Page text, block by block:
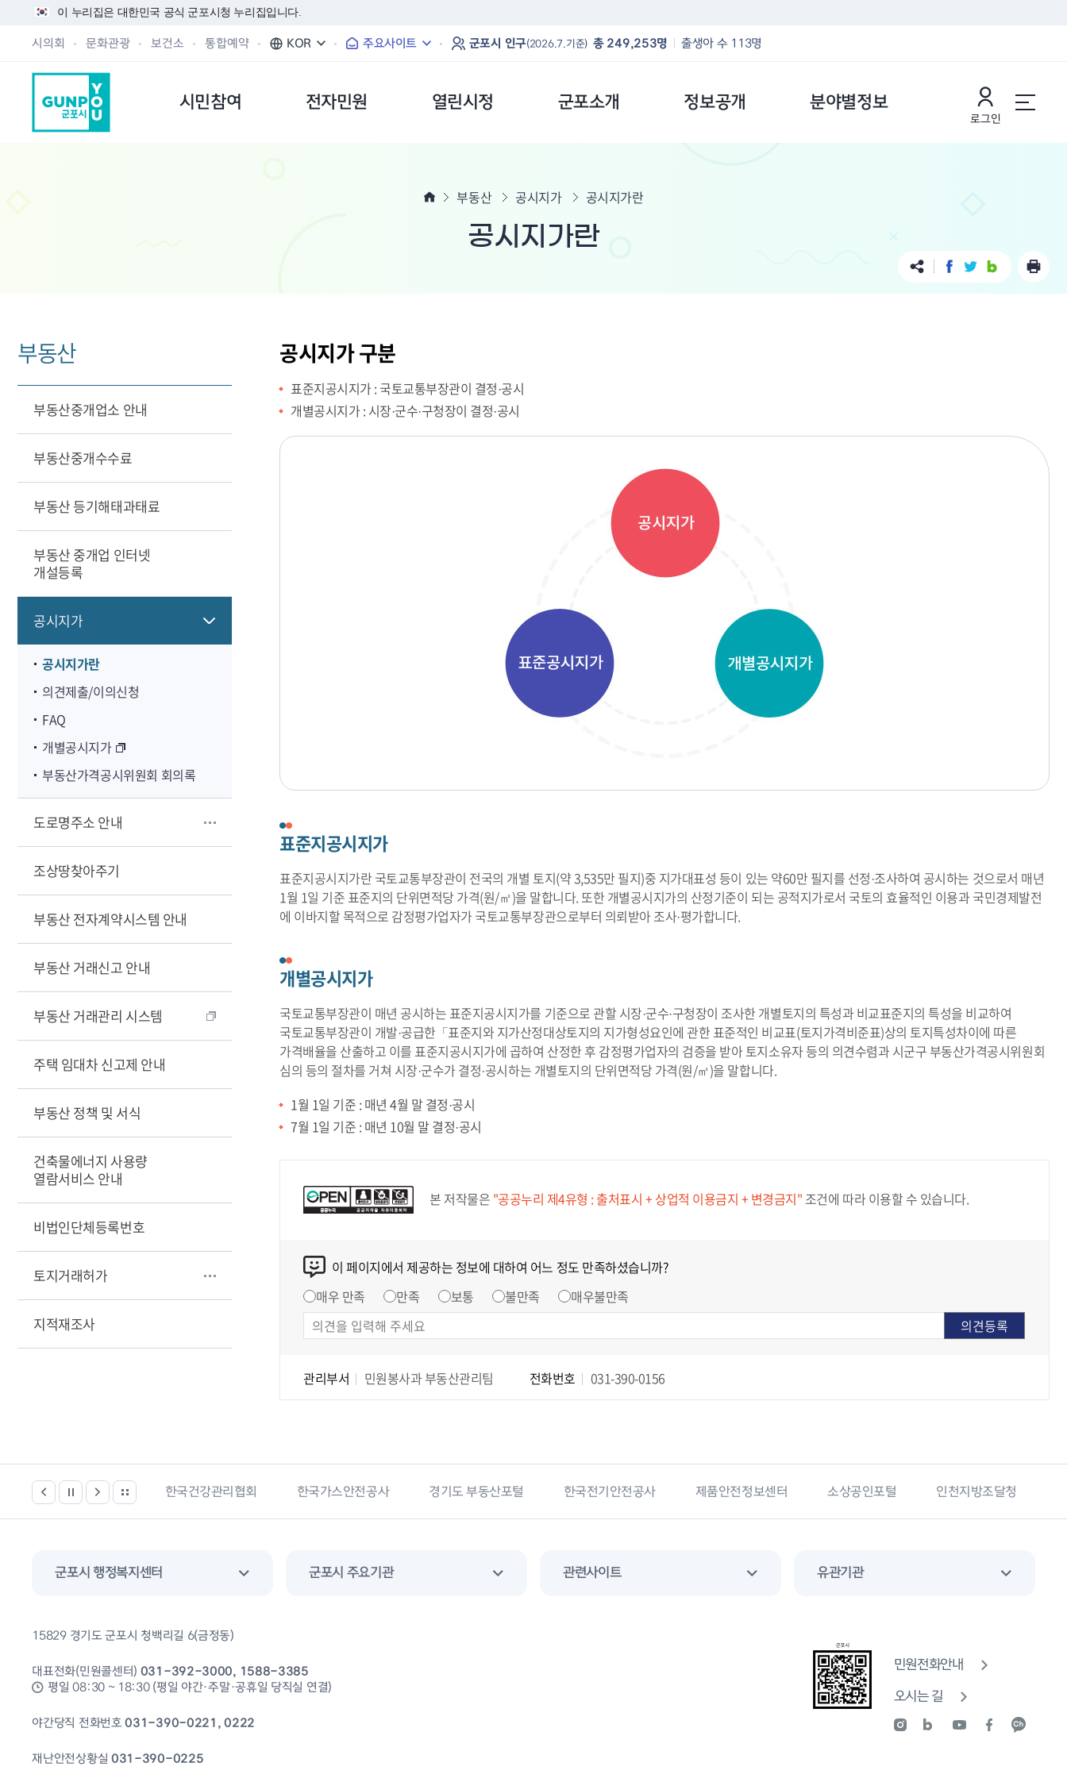
이 누리집은 대한민국 공식 군포시청 누리집입니다.
시의회 문화관광 보건소 통합예약 KOR 주요사이트 군포시 인구(2026.7.기준) 총 249,253명 출생아 수 113명
시민참여 전자민원 열린시정 군포소개 정보공개 분야별정보
로그인
부동산
부동산중개업소 안내
부동산중개수수료
부동산 등기해태과태료
부동산 중개업 인터넷
개설등록
공시지가
공시지가란
의견제출/이의신청
FAQ
개별공시지가
부동산가격공시위원회 회의록
도로명주소 안내
조상땅찾아주기
부동산 전자계약시스템 안내
부동산 거래신고 안내
부동산 거래관리 시스템
주택 임대차 신고제 안내
부동산 정책 및 서식
건축물에너지 사용량
열람서비스 안내
비법인단체등록번호
토지거래허가
지적재조사
부동산 공시지가 공시지가란
공시지가란
공시지가 구분
표준지공시지가 : 국토교통부장관이 결정·공시
개별공시지가 : 시장·군수·구청장이 결정·공시
표준지공시지가
표준지공시지가란 국토교통부장관이 전국의 개별 토지(약 3,535만 필지)중 지가대표성 등이 있는 약60만 필지를 선정·조사하여 공시하는 것으로서 매년
1월 1일 기준 표준지의 단위면적당 가격(원/㎡)을 말합니다. 또한 개별공시지가의 산정기준이 되는 공적지가로서 국토의 효율적인 이용과 국민경제발전
에 이바지할 목적으로 감정평가업자가 국토교통부장관으로부터 의뢰받아 조사·평가합니다.
개별공시지가
국토교통부장관이 매년 공시하는 표준지공시지가를 기준으로 관할 시장·군수·구청장이 조사한 개별토지의 특성과 비교표준지의 특성을 비교하여
국토교통부장관이 개발·공급한「표준지와 지가산정대상토지의 지가형성요인에 관한 표준적인 비교표(토지가격비준표)상의 토지특성차이에 따른
가격배율을 산출하고 이를 표준지공시지가에 곱하여 산정한 후 감정평가업자의 검증을 받아 토지소유자 등의 의견수렴과 시군구 부동산가격공시위원회
심의 등의 절차를 거쳐 시장·군수가 결정·공시하는 개별토지의 단위면적당 가격(원/㎡)을 말합니다.
1월 1일 기준 : 매년 4월 말 결정·공시
7월 1일 기준 : 매년 10월 말 결정·공시
본 저작물은 "공공누리 제4유형 : 출처표시 + 상업적 이용금지 + 변경금지" 조건에 따라 이용할 수 있습니다.
이 페이지에서 제공하는 정보에 대하여 어느 정도 만족하셨습니까?
매우 만족
만족 보통 불만족 매우불만족
관리부서 민원봉사과 부동산관리팀 전화번호 031-390-0156
시설 등 위치찾기서비스 한국건강관리협회 한국가스안전공사 경기도 부동산포털 한국전기안전공사 제품안전정보센터 소상공인포털 인천지방조달청
군포시 행정복지센터 군포시 주요기관 관련사이트 유관기관
15829 경기도 군포시 청백리길 6(금정동)
대표전화(민원콜센터) 031-392-3000, 1588-3385
평일 08:30 ~ 18:30 (평일 야간·주말·공휴일 당직실 연결)
야간당직 전화번호031-390-0221, 0222
재난안전상황실 031-390-0225
민원전화안내
오시는 길